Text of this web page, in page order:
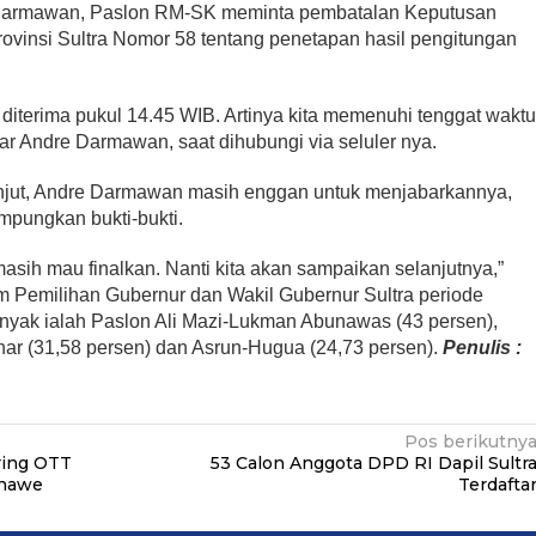
Paslon RM-SK meminta pembatalan Keputusan
Sultra Nomor 58 tentang penetapan hasil pengitungan
pukul 14.45 WIB. Artinya kita memenuhi tenggat waktu
Andre Darmawan, saat dihubungi via seluler nya.
Andre Darmawan masih enggan untuk menjabarkannya,
bukti-bukti.
mau finalkan. Nanti kita akan sampaikan selanjutnya,”
Pemilihan Gubernur dan Wakil Gubernur Sultra periode
ialah Paslon Ali Mazi-Lukman Abunawas (43 persen),
(31,58 persen) dan Asrun-Hugua (24,73 persen).Penulis :
OTT
Pos berikutnya
53 Calon Anggota DPD RI Dapil Sultra
Terdaftar